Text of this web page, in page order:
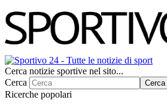
Cerca notizie sportive nel sito...
Cerca
Cerca
Ricerche popolari